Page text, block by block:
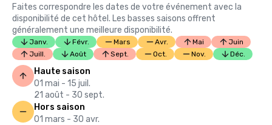
Faites correspondre les dates de votre événement avec la
disponibilité de cet hôtel. Les basses saisons offrent
généralement une meilleure disponibilité.
Janv. Févr. Mars Avr. Mai
Juin
Juill.
Août Sept. Oct. Nov. Déc.
Haute saison
01 mai - 15 juil.
21 août - 30 sept.
Hors saison
01 mars - 30 avr.